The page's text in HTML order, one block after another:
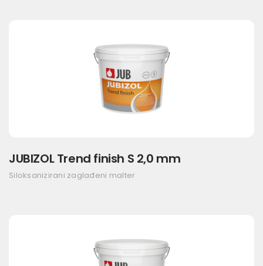
JUBIZOL Trend finish S 2,0 mm
Siloksanizirani zaglađeni malter